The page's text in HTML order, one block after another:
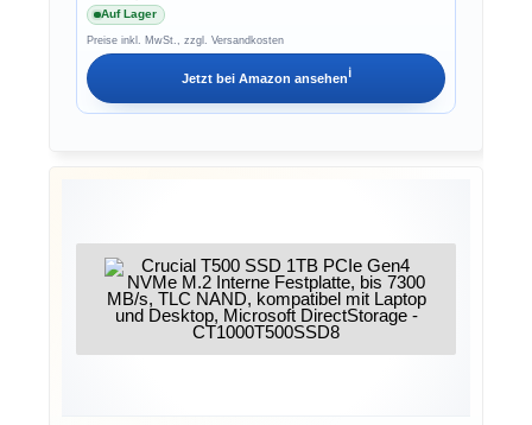
Auf Lager
Preise inkl. MwSt., zzgl. Versandkosten
Jetzt bei Amazon ansehenℹ︎